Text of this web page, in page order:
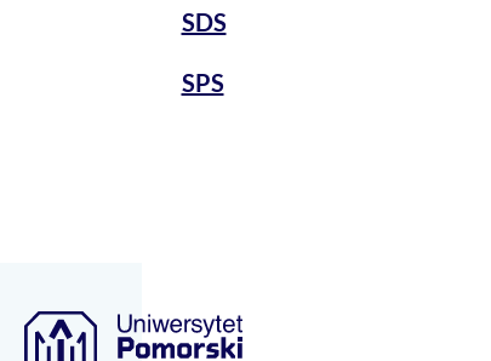
SDS
SPS